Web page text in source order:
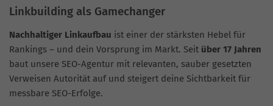
Linkbuilding als Gamechanger
Nachhaltiger Linkaufbau ist einer der stärksten Hebel für
Rankings – und dein Vorsprung im Markt. Seit über 17 Jahren
baut unsere SEO-Agentur mit relevanten, sauber gesetzten
Verweisen Autorität auf und steigert deine Sichtbarkeit für
messbare SEO-Erfolge.